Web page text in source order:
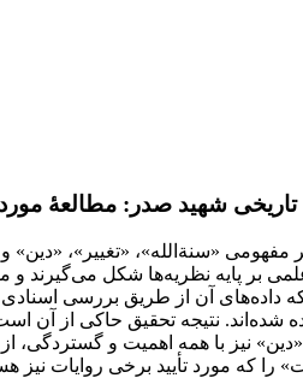
شهید صدر: مطالعۀ‌
«سنة‌الله»، «تغییر»،
بر پایه نظریه‌ها شکل می‌گیرند
داده‌های آن از طریق بررسی
شده‌اند. نتیجه تحقیق حاکی از
«دین» نیز با همه اهمیت و
را که مورد تأیید برخی روایات